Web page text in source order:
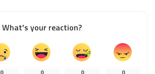
What's your reaction?
0 0 0 0